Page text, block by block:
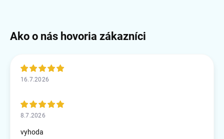
16.7.2026
8.7.2026
vyhoda